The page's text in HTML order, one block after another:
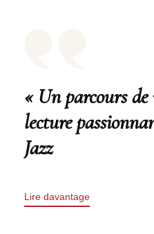
« Un parcours
lecture
Jazz
Lire davantage